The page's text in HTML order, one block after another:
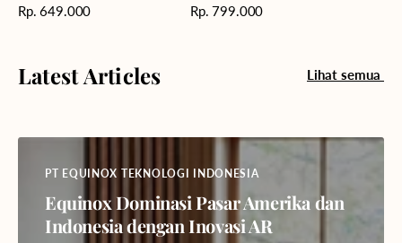
Harga
Rp. 649.000
Harga
Rp. 799.000
Latest Articles Lihat semua
PT EQUINOX TEKNOLOGI INDONESIA
Equinox Dominasi Pasar Amerika dan
Indonesia dengan Inovasi AR